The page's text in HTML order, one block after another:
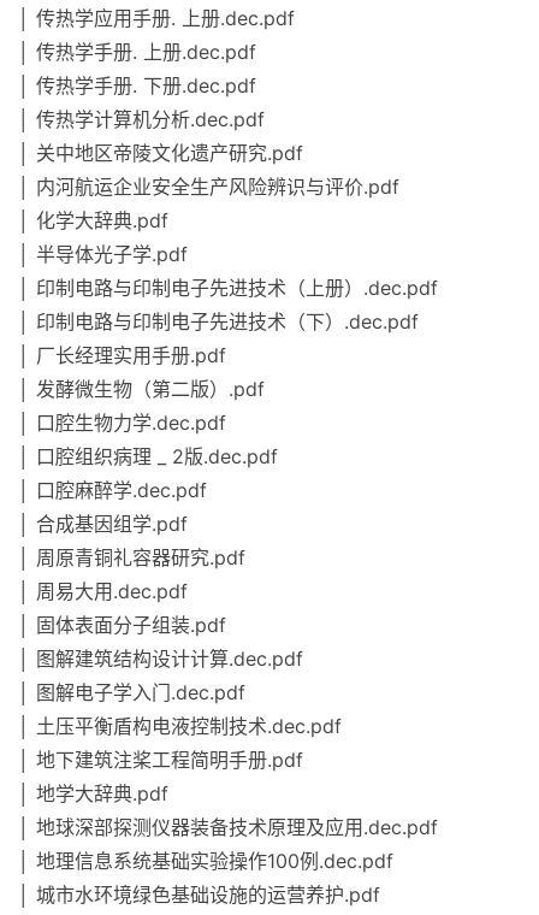
│ 传热学应用手册. 上册.dec.pdf
│ 传热学手册. 上册.dec.pdf
│ 传热学手册. 下册.dec.pdf
│ 传热学计算机分析.dec.pdf
│ 关中地区帝陵文化遗产研究.pdf
│ 内河航运企业安全生产风险辨识与评价.pdf
│ 化学大辞典.pdf
│ 半导体光子学.pdf
│ 印制电路与印制电子先进技术（上册）.dec.pdf
│ 印制电路与印制电子先进技术（下）.dec.pdf
│ 厂长经理实用手册.pdf
│ 发酵微生物（第二版）.pdf
│ 口腔生物力学.dec.pdf
│ 口腔组织病理 _ 2版.dec.pdf
│ 口腔麻醉学.dec.pdf
│ 合成基因组学.pdf
│ 周原青铜礼容器研究.pdf
│ 周易大用.dec.pdf
│ 固体表面分子组装.pdf
│ 图解建筑结构设计计算.dec.pdf
│ 图解电子学入门.dec.pdf
│ 土压平衡盾构电液控制技术.dec.pdf
│ 地下建筑注桨工程简明手册.pdf
│ 地学大辞典.pdf
│ 地球深部探测仪器装备技术原理及应用.dec.pdf
│ 地理信息系统基础实验操作100例.dec.pdf
│ 城市水环境绿色基础设施的运营养护.pdf